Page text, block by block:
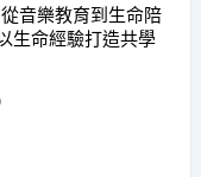
從音樂教育到生命陪
命經驗打造共學